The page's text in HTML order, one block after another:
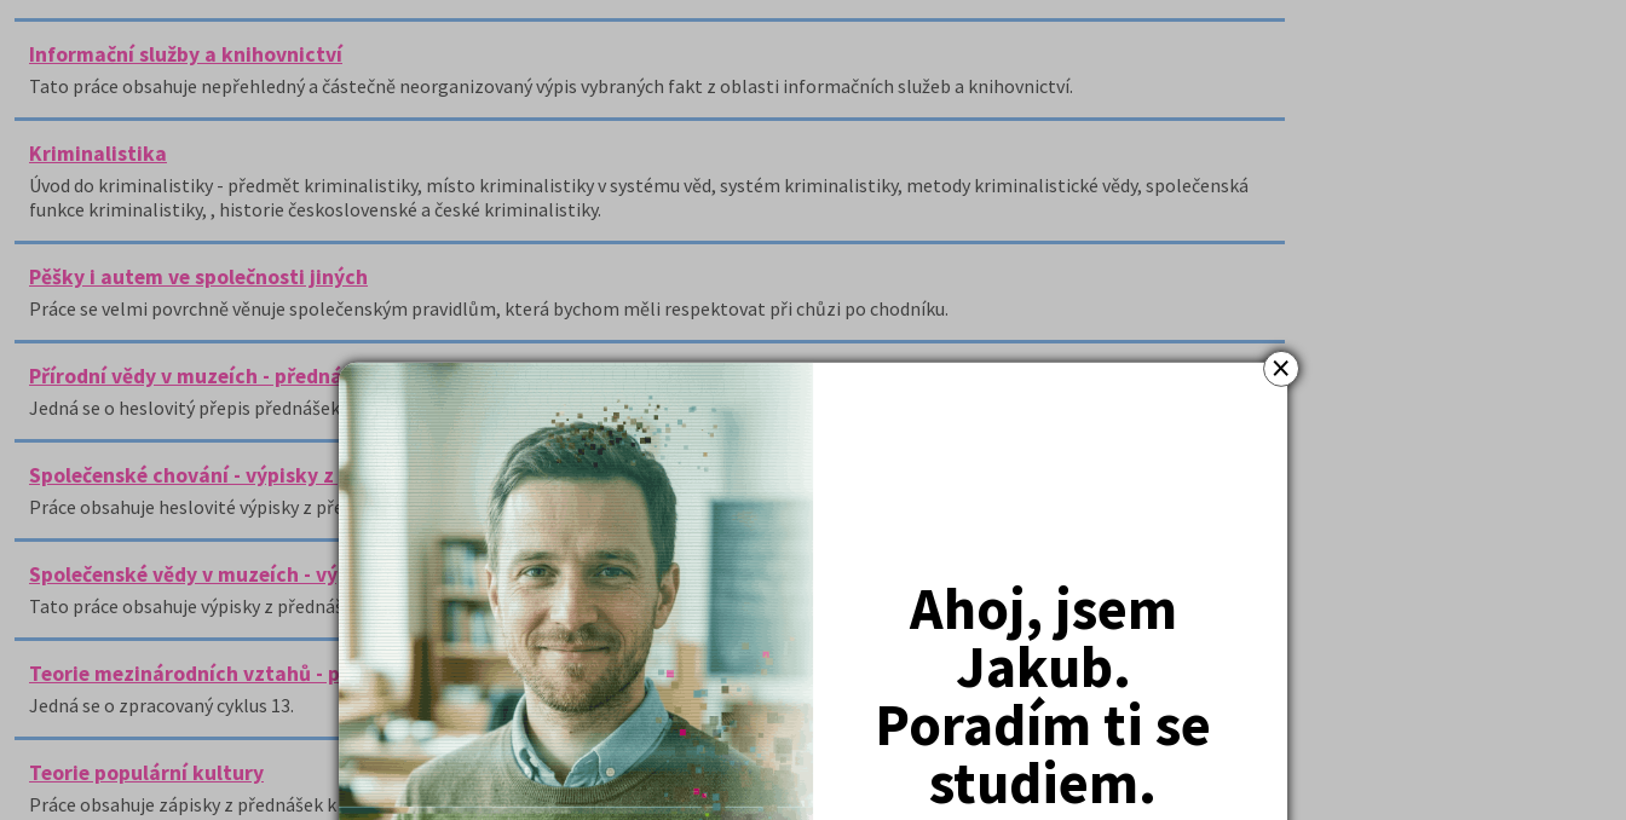
×
Ahoj, jsem
Jakub.
Poradím ti se
studiem.
Informační služby a knihovnictví
Tato práce obsahuje nepřehledný a částečně neorganizovaný výpis vybraných fakt z oblasti informačních služeb a knihovnictví.
Kriminalistika
Úvod do kriminalistiky - předmět kriminalistiky, místo kriminalistiky v systému věd, systém kriminalistiky, metody kriminalistické vědy, společenská
funkce kriminalistiky, , historie československé a české kriminalistiky.
Pěšky i autem ve společnosti jiných
Práce se velmi povrchně věnuje společenským pravidlům, která bychom měli respektovat při chůzi po chodníku.
Přírodní vědy v muzeích - přednášky
Jedná se o heslovitý přepis přednášek na téma Přírodní vědy v muzeích.
Společenské chování - výpisky z přednášky
Práce obsahuje heslovité výpisky z přednášek o společenském chování.
Společenské vědy v muzeích - výpisky z přednášek
Tato práce obsahuje výpisky z přednášek na téma společenské vědy v muzeích.
Teorie mezinárodních vztahů - přednášky
Jedná se o zpracovaný cyklus 13.
Teorie populární kultury
Práce obsahuje zápisky z přednášek k předmětu Teorie populární kultury v podzimním semestru 2012.